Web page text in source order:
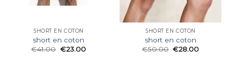
SHORT EN COTON
short en coton
€41.00 €23.00
SHORT EN COTON
short en coton
€50.00 €28.00